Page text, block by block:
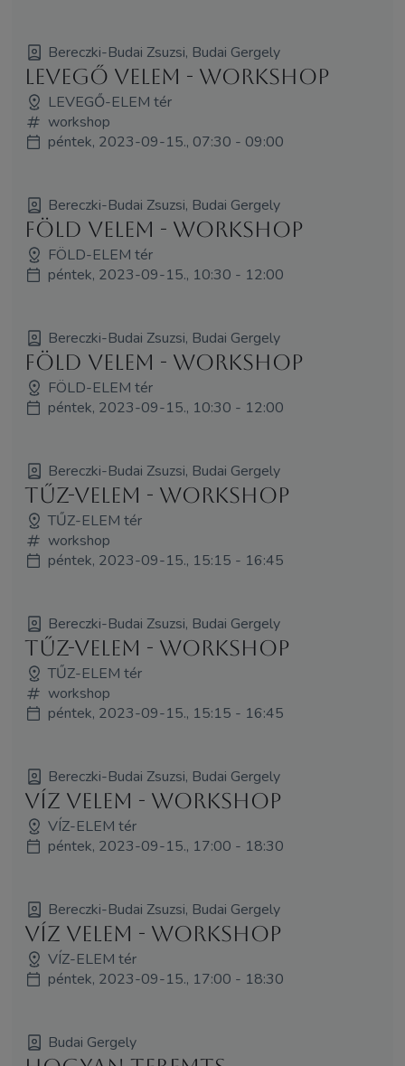
Bereczki-Budai Zsuzsi, Budai Gergely
Levegő VElem - WORKSHOP
LEVEGŐ-ELEM tér
workshop
péntek, 2023-09-15., 07:30 - 09:00
Bereczki-Budai Zsuzsi, Budai Gergely
Föld VElem - WORKSHOP
FÖLD-ELEM tér
péntek, 2023-09-15., 10:30 - 12:00
Bereczki-Budai Zsuzsi, Budai Gergely
Föld VElem - WORKSHOP
FÖLD-ELEM tér
péntek, 2023-09-15., 10:30 - 12:00
Bereczki-Budai Zsuzsi, Budai Gergely
Tűz-VElem - WORKSHOP
TŰZ-ELEM tér
workshop
péntek, 2023-09-15., 15:15 - 16:45
Bereczki-Budai Zsuzsi, Budai Gergely
Tűz-VElem - WORKSHOP
TŰZ-ELEM tér
workshop
péntek, 2023-09-15., 15:15 - 16:45
Bereczki-Budai Zsuzsi, Budai Gergely
Víz VElem - WORKSHOP
VÍZ-ELEM tér
péntek, 2023-09-15., 17:00 - 18:30
Bereczki-Budai Zsuzsi, Budai Gergely
Víz VElem - WORKSHOP
VÍZ-ELEM tér
péntek, 2023-09-15., 17:00 - 18:30
Budai Gergely